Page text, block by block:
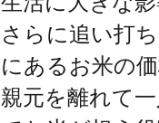
さらに追い打
にあるお米の
親元を離れて